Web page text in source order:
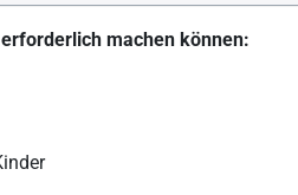
machen können: